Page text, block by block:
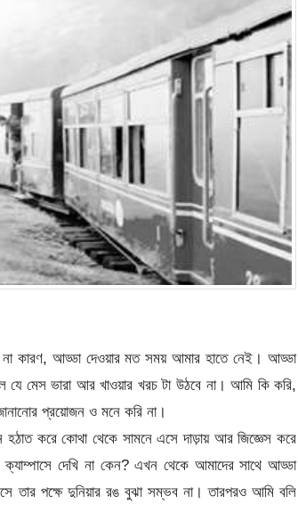
না কারণ, আড্ডা দেওয়ার মত সময় আমার হাতে নেই। আড্ডা
মেস ভারা আর খাওয়ার খরচ টা উঠবে না। আমি কি করি,
প্রয়োজন ও মনে করি না।
করে কোথা থেকে সামনে এসে দাড়ায় আর জিজ্ঞেস করে
দেখি না কেন? এখন থেকে আমাদের সাথে আড্ডা
তার পক্ষে দুনিয়ার রঙ বুঝা সম্ভব না। তারপরও আমি বলি